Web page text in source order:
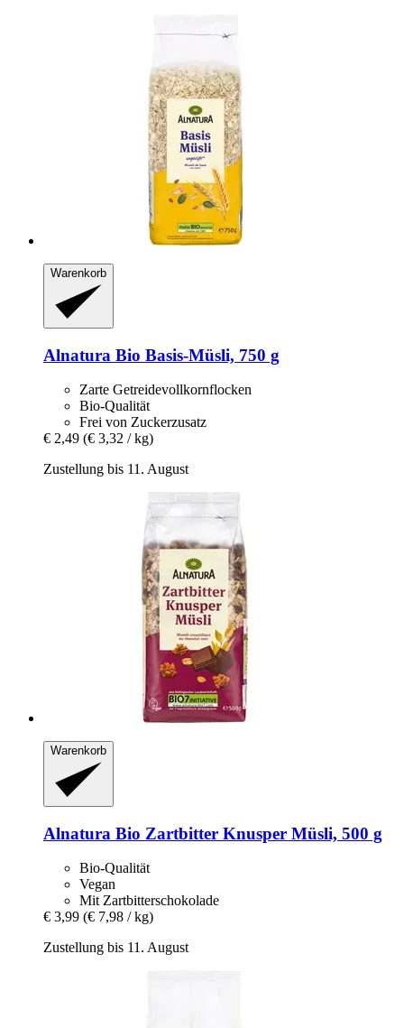
Warenkorb
Alnatura Bio Basis-​Müsli, 750 g
Zarte Getreidevollkornflocken
Bio-Qualität
Frei von Zuckerzusatz
€ 2,49 (€ 3,32 / kg)
Zustellung bis 11. August
Warenkorb
Alnatura Bio Zartbitter Knusper Müsli, 500 g
Bio-Qualität
Vegan
Mit Zartbitterschokolade
€ 3,99 (€ 7,98 / kg)
Zustellung bis 11. August